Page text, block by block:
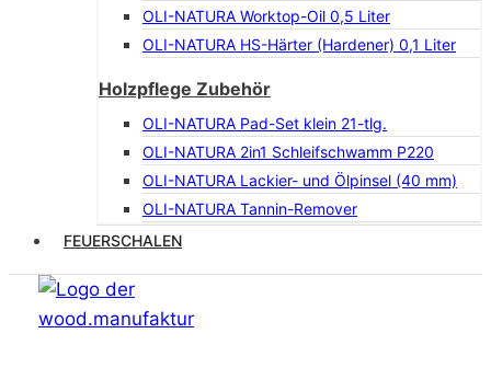
OLI-NATURA Worktop-Oil 0,5 Liter
OLI-NATURA HS-Härter (Hardener) 0,1 Liter
Holzpflege Zubehör
OLI-NATURA Pad-Set klein 21-tlg.
OLI-NATURA 2in1 Schleifschwamm P220
OLI-NATURA Lackier- und Ölpinsel (40 mm)
OLI-NATURA Tannin-Remover
FEUERSCHALEN